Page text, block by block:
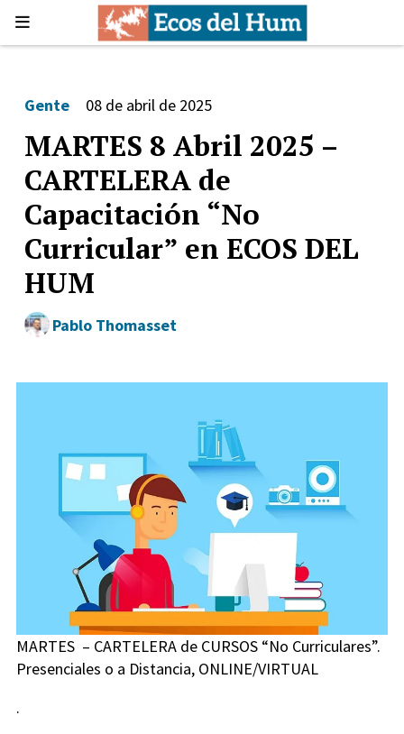
MARTES 8 Abril 2025 –
CARTELERA de
Capacitación “No
Curricular” en ECOS DEL
HUM
Gente 08 de abril de 2025
Pablo Thomasset
MARTES – CARTELERA de CURSOS “No Curriculares”.
Presenciales o a Distancia, ONLINE/VIRTUAL
.